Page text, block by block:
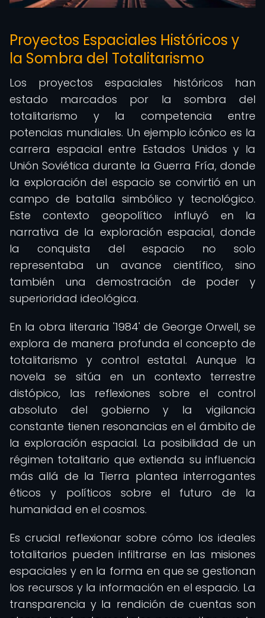
Proyectos Espaciales Históricos y
la Sombra del Totalitarismo
Los proyectos espaciales históricos han
estado marcados por la sombra del
totalitarismo y la competencia entre
potencias mundiales. Un ejemplo icónico es la
carrera espacial entre Estados Unidos y la
Unión Soviética durante la Guerra Fría, donde
la exploración del espacio se convirtió en un
campo de batalla simbólico y tecnológico.
Este contexto geopolítico influyó en la
narrativa de la exploración espacial, donde
la conquista del espacio no solo
representaba un avance científico, sino
también una demostración de poder y
superioridad ideológica.
En la obra literaria '1984' de George Orwell, se
explora de manera profunda el concepto de
totalitarismo y control estatal. Aunque la
novela se sitúa en un contexto terrestre
distópico, las reflexiones sobre el control
absoluto del gobierno y la vigilancia
constante tienen resonancias en el ámbito de
la exploración espacial. La posibilidad de un
régimen totalitario que extienda su influencia
más allá de la Tierra plantea interrogantes
éticos y políticos sobre el futuro de la
humanidad en el cosmos.
Es crucial reflexionar sobre cómo los ideales
totalitarios pueden infiltrarse en las misiones
espaciales y en la forma en que se gestionan
los recursos y la información en el espacio. La
transparencia y la rendición de cuentas son